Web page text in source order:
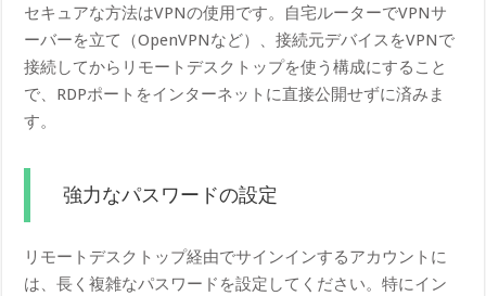
セキュアな方法はVPNの使用です。自宅ルーターでVPNサ
ーバーを立て（OpenVPNなど）、接続元デバイスをVPNで
接続してからリモートデスクトップを使う構成にすること
で、RDPポートをインターネットに直接公開せずに済みま
す。
強力なパスワードの設定
リモートデスクトップ経由でサインインするアカウントに
は、長く複雑なパスワードを設定してください。特にイン